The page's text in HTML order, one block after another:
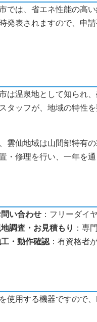
では、省エネ性能の高
発表されますので、申
は温泉地として知られ
タッフが、地域の特性
雲仙地域は山間部特有
・修理を行い、一年を
問い合わせ ：フリーダイ
調査・お見積もり ：専
・動作確認 ：有資格者
使用する機器ですので